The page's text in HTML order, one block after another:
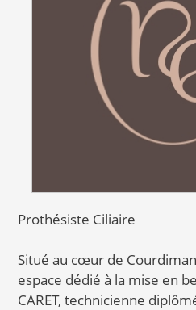
Prothésiste Ciliaire
Situé au cœur de
espace dédié à la mise en
CARET, technicienne